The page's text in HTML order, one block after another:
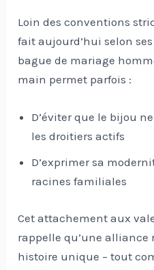
Loin des conventions
fait aujourd’hui selon
bague de mariage
main permet parfois :
D’éviter que le bijou
les droitiers actifs
D’exprimer sa
racines familiales
Cet attachement aux
rappelle qu’une
histoire unique – tout